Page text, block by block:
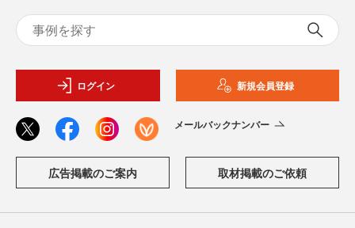
ログイン 新規会員登録
メールバックナンバー
広告掲載のご案内 取材掲載のご依頼